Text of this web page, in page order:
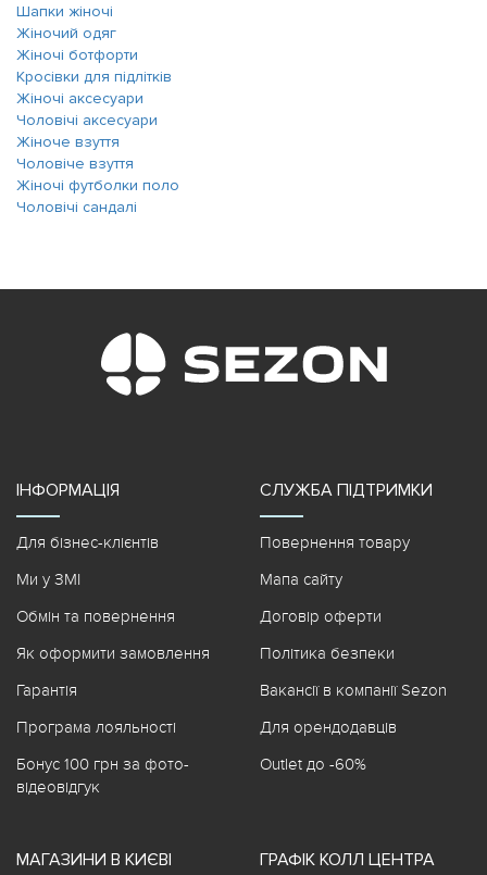
Шапки жіночі
Жіночий одяг
Жіночі ботфорти
Кросівки для підлітків
Жіночі аксесуари
Чоловічі аксесуари
Жіноче взуття
Чоловіче взуття
Жіночі футболки поло
Чоловічі сандалі
ІНФОРМАЦІЯ
Для бізнес-клієнтів
Ми у ЗМІ
Обмін та повернення
Як оформити замовлення
Гарантія
Програма лояльності
Бонус 100 грн за фото-
відеовідгук
СЛУЖБА ПІДТРИМКИ
Повернення товару
Мапа сайту
Договір оферти
Політика безпеки
Вакансії в компанії Sezon
Для орендодавців
Outlet до -60%
МАГАЗИНИ В КИЄВІ ГРАФІК КОЛЛ ЦЕНТРА